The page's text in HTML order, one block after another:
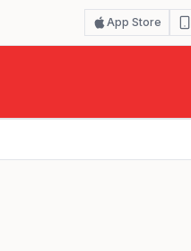
App Store